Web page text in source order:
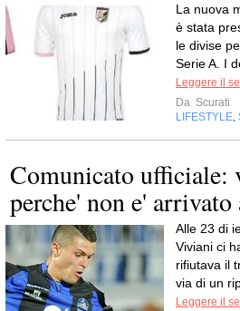
La nuova
è stata
le divise
Serie A. I
Leggere il
Da Scurati
LIFESTYLE
Comunicato ufficiale:
perche' non e'
Alle 23 di
Viviani ci
rifiutava il
via di un
Leggere il